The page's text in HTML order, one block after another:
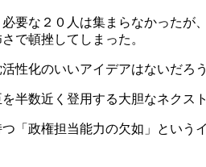
要な２０人は集まらなかったが
で頓挫してしまった。
性化のいいアイデアはないだろう
半数近く登用する大胆なネクス
「政権担当能力の欠如」とい